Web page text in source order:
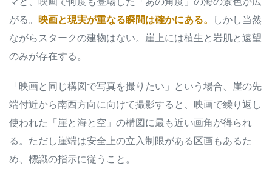
がる。 映画と現実が重なる瞬間は確かにある。
しかし当然
ながらスタークの建物はない。崖上には植生と岩肌と遠望
のみが存在する。
「映画と同じ構図で写真を撮りたい」という場合、崖の先
端付近から南西方向に向けて撮影すると、映画で繰り返し
使われた「崖と海と空」の構図に最も近い画角が得られ
る。ただし崖端は安全上の立入制限がある区画もあるた
め、標識の指示に従うこと。